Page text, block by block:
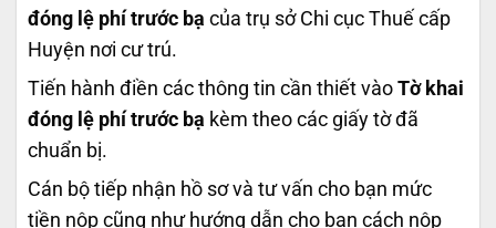
đóng lệ phí trước bạ của trụ sở Chi cục Thuế cấp
Huyện nơi cư trú.
Tiến hành điền các thông tin cần thiết vào Tờ khai
đóng lệ phí trước bạ kèm theo các giấy tờ đã
chuẩn bị.
Cán bộ tiếp nhận hồ sơ và tư vấn cho bạn mức
tiền nộp cũng như hướng dẫn cho bạn cách nộp